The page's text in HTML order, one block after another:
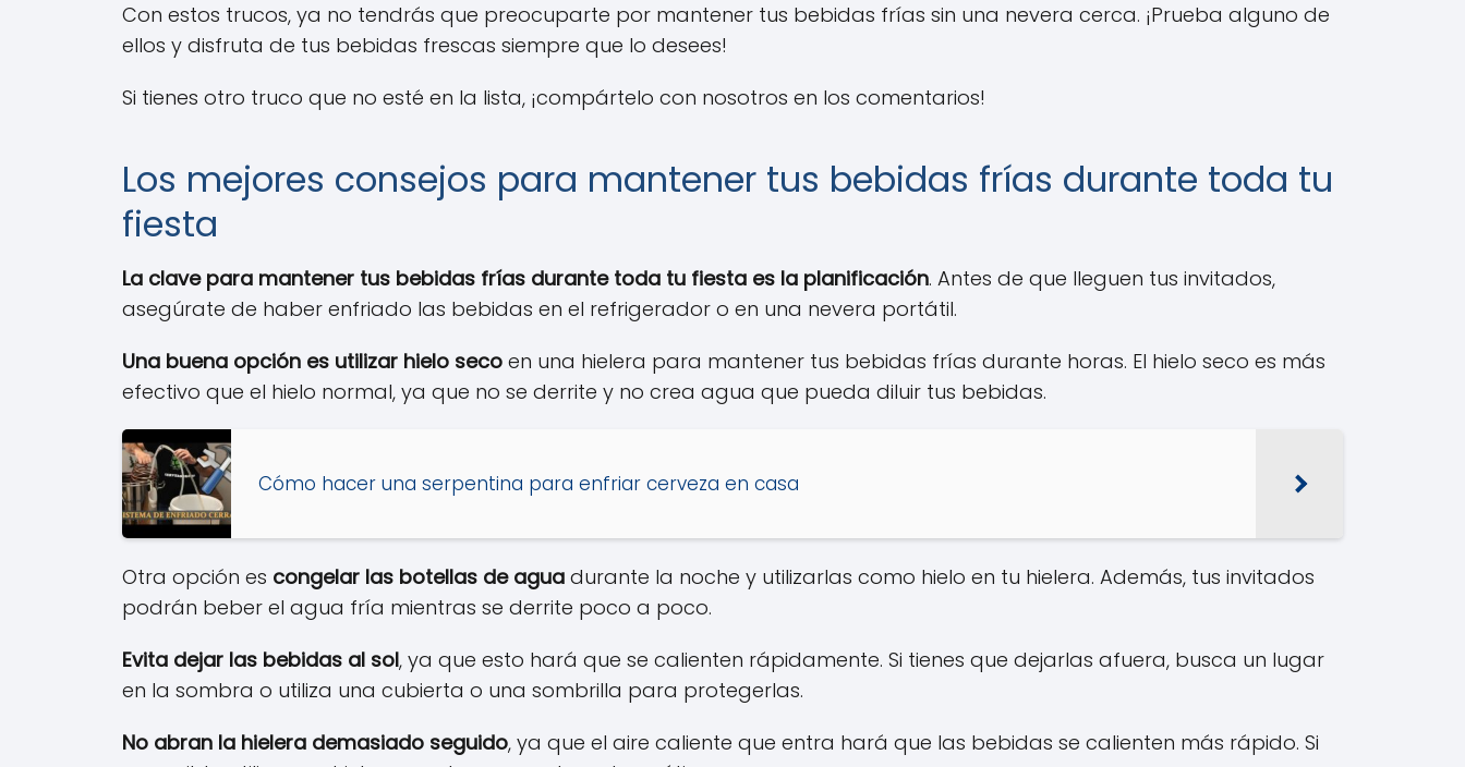
Con estos trucos, ya no tendrás que preocuparte por mantener tus bebidas frías sin una nevera cerca. ¡Prueba alguno de
ellos y disfruta de tus bebidas frescas siempre que lo desees!
Si tienes otro truco que no esté en la lista, ¡compártelo con nosotros en los comentarios!
Los mejores consejos para mantener tus bebidas frías durante toda tu
fiesta
La clave para mantener tus bebidas frías durante toda tu fiesta es la planificación. Antes de que lleguen tus invitados,
asegúrate de haber enfriado las bebidas en el refrigerador o en una nevera portátil.
Una buena opción es utilizar hielo seco en una hielera para mantener tus bebidas frías durante horas. El hielo seco es más
efectivo que el hielo normal, ya que no se derrite y no crea agua que pueda diluir tus bebidas.
Cómo hacer una serpentina para enfriar cerveza en casa
Otra opción es congelar las botellas de agua durante la noche y utilizarlas como hielo en tu hielera. Además, tus invitados
podrán beber el agua fría mientras se derrite poco a poco.
Evita dejar las bebidas al sol, ya que esto hará que se calienten rápidamente. Si tienes que dejarlas afuera, busca un lugar
en la sombra o utiliza una cubierta o una sombrilla para protegerlas.
No abran la hielera demasiado seguido, ya que el aire caliente que entra hará que las bebidas se calienten más rápido. Si